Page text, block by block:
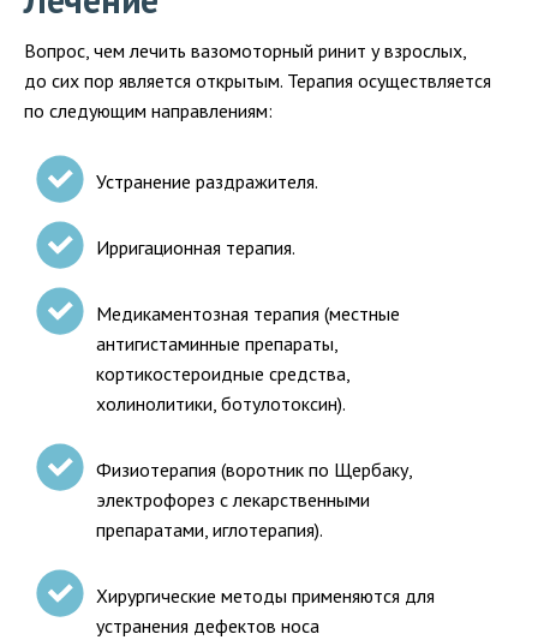
Вопрос, чем лечить вазомоторный ринит у взрослых,
до сих пор является открытым. Терапия осуществляется
по следующим направлениям:
Устранение раздражителя.
Ирригационная терапия.
Медикаментозная терапия (местные
антигистаминные препараты,
кортикостероидные средства,
холинолитики, ботулотоксин).
Физиотерапия (воротник по Щербаку,
электрофорез с лекарственными
препаратами, иглотерапия).
Хирургические методы применяются для
устранения дефектов носа